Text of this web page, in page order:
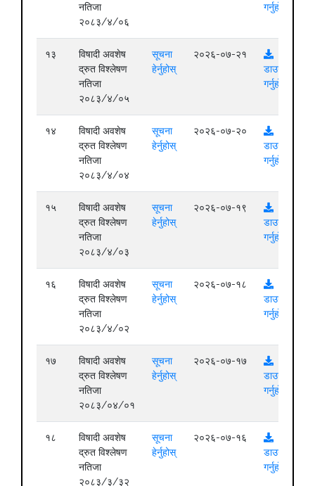
नतिजा
२०८३/४/०६
गर्नुहोस्
१३
विषादी अवशेष
द्रुत विश्लेषण
नतिजा
२०८३/४/०५
सूचना
हेर्नुहोस्
२०२६-०७-२१
डाउनलोड
गर्नुहोस्
१४
विषादी अवशेष
द्रुत विश्लेषण
नतिजा
२०८३/४/०४
सूचना
हेर्नुहोस्
२०२६-०७-२०
डाउनलोड
गर्नुहोस्
१५
विषादी अवशेष
द्रुत विश्लेषण
नतिजा
२०८३/४/०३
सूचना
हेर्नुहोस्
२०२६-०७-१९
डाउनलोड
गर्नुहोस्
१६
विषादी अवशेष
द्रुत विश्लेषण
नतिजा
२०८३/४/०२
सूचना
हेर्नुहोस्
२०२६-०७-१८
डाउनलोड
गर्नुहोस्
१७
विषादी अवशेष
द्रुत विश्लेषण
नतिजा
२०८३/०४/०१
सूचना
हेर्नुहोस्
२०२६-०७-१७
डाउनलोड
गर्नुहोस्
१८
विषादी अवशेष
द्रुत विश्लेषण
नतिजा
२०८३/३/३२
सूचना
हेर्नुहोस्
२०२६-०७-१६
डाउनलोड
गर्नुहोस्